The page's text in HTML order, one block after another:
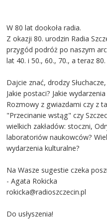
W 80 lat dookoła radia.
Z okazji 80. urodzin Radia
przygód podróż po naszym
lat 40. i 50., 60., 70., a teraz
Dajcie znać, drodzy
Jakie postaci? Jakie
Rozmowy z gwiazdami czy z
"Przecinanie wstąg" czy
wielkich zakładów: stoczni,
laboratoriów naukowców?
wydarzenia kulturalne?
Na Wasze sugestie czeka
- Agata Rokicka
rokicka@radioszczecin.pl
Do usłyszenia!